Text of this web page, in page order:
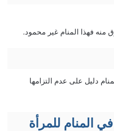
منه فهذا المنام غير محمود.
دليل على عدم التزامها
المنام للمرأة